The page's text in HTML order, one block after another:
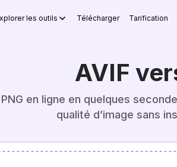
les outils Télécharger Tarification
AVIF
en ligne en quelques
qualité d’image sans